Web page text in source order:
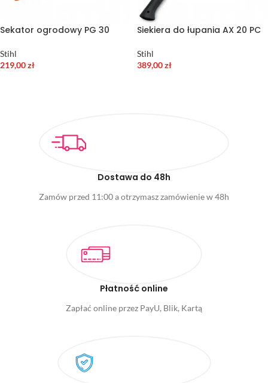
Sekator ogrodowy PG 30
Stihl
219,00zł
Siekiera do łupania AX 20 PC
Stihl
389,00zł
Dostawa do 48h
Zamów przed 11:00 a otrzymasz zamówienie w 48h
Płatność online
Zapłać online przez PayU, Blik, Kartą